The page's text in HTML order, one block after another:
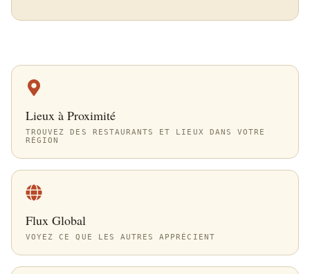
Lieux à Proximité
TROUVEZ DES RESTAURANTS ET LIEUX DANS VOTRE
RÉGION
Flux Global
VOYEZ CE QUE LES AUTRES APPRÉCIENT